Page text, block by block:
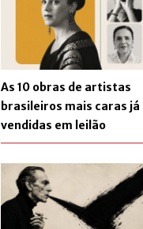
As 10 obras de artistas
brasileiros mais caras já
vendidas em leilão